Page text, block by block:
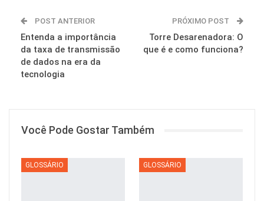
POST ANTERIOR
Entenda a importância
da taxa de transmissão
de dados na era da
tecnologia
PRÓXIMO POST
Torre Desarenadora: O
que é e como funciona?
Você Pode Gostar Também
GLOSSÁRIO GLOSSÁRIO